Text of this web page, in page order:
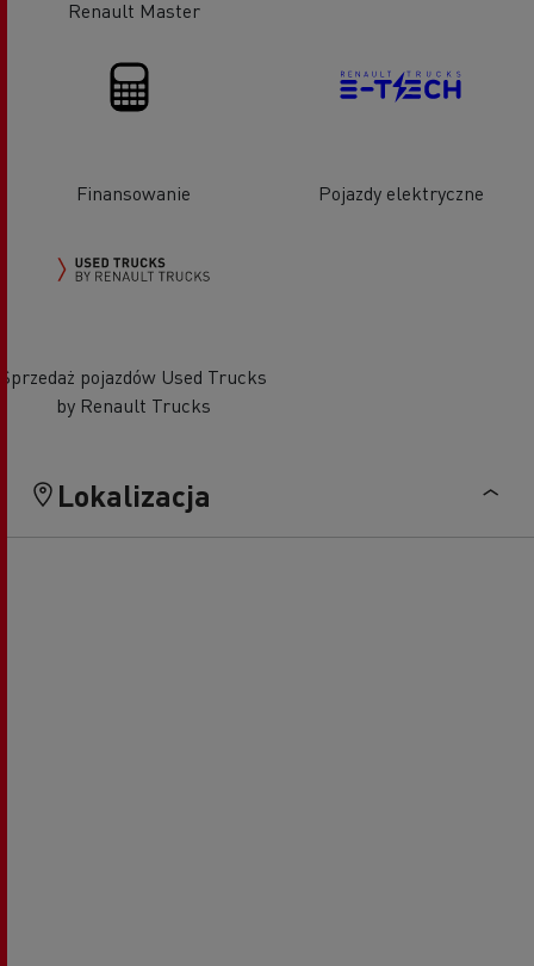
Renault Master
Finansowanie Pojazdy elektryczne
Sprzedaż pojazdów Used Trucks
by Renault Trucks
Lokalizacja